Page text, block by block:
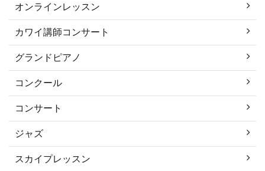
オンラインレッスン
カワイ講師コンサート
グランドピアノ
コンクール
コンサート
ジャズ
スカイプレッスン